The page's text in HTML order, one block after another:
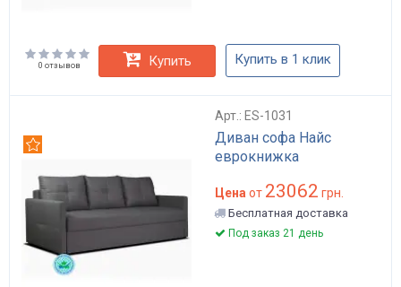
0 отзывов Купить Купить в 1 клик
Арт.: ES-1031
Диван софа Найс
еврокнижка
Цена от 23062 грн.
Бесплатная доставка
Под заказ 21 день